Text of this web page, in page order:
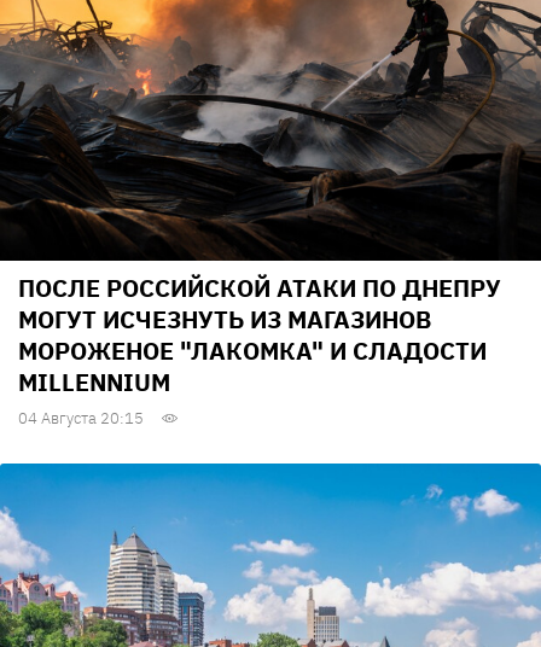
ПОСЛЕ РОССИЙСКОЙ АТАКИ ПО ДНЕПРУ
МОГУТ ИСЧЕЗНУТЬ ИЗ МАГАЗИНОВ
МОРОЖЕНОЕ "ЛАКОМКА" И СЛАДОСТИ
MILLENNIUM
04 Августа 20:15